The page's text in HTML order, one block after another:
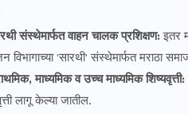
संस्थेमार्फत वाहन चालक प्रशिक्षण:इतर
विभागाच्या 'सारथी' संस्थेमार्फत मराठा
माध्यमिक व उच्च माध्यमिक शिष्यवृत्ती:
लागू केल्या जातील.